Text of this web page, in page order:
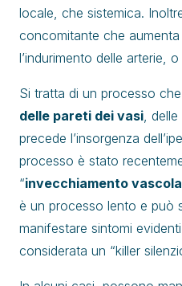
locale, che sistemica.
concomitante che
l’indurimento delle arterie,
Si tratta di un processo
delle pareti dei vasi,
precede l’insorgenza
processo è stato
“invecchiamento
è un processo lento e può
manifestare sintomi
considerata un “killer